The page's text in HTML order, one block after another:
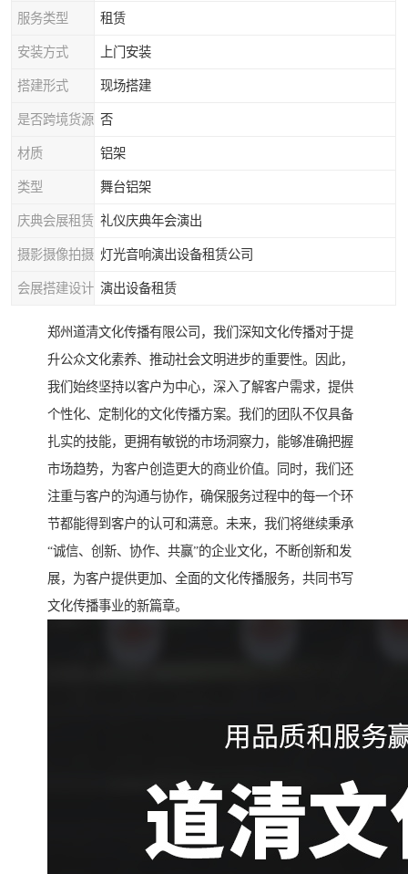
服务类型 租赁
安装方式 上门安装
搭建形式 现场搭建
是否跨境货源 否
材质 铝架
类型 舞台铝架
庆典会展租赁 礼仪庆典年会演出
摄影摄像拍摄 灯光音响演出设备租赁公司
会展搭建设计 演出设备租赁
郑州道清文化传播有限公司，我们深知文化传播对于提
升公众文化素养、推动社会文明进步的重要性。因此，
我们始终坚持以客户为中心，深入了解客户需求，提供
个性化、定制化的文化传播方案。我们的团队不仅具备
扎实的技能，更拥有敏锐的市场洞察力，能够准确把握
市场趋势，为客户创造更大的商业价值。同时，我们还
注重与客户的沟通与协作，确保服务过程中的每一个环
节都能得到客户的认可和满意。未来，我们将继续秉承
“诚信、创新、协作、共赢”的企业文化，不断创新和发
展，为客户提供更加、全面的文化传播服务，共同书写
文化传播事业的新篇章。